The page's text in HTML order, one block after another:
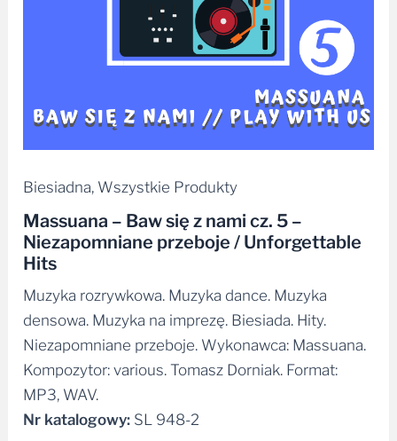
Biesiadna, Wszystkie Produkty
Massuana – Baw się z nami cz. 5 –
Niezapomniane przeboje / Unforgettable
Hits
Muzyka rozrywkowa. Muzyka dance. Muzyka
densowa. Muzyka na imprezę. Biesiada. Hity.
Niezapomniane przeboje. Wykonawca: Massuana.
Kompozytor: various. Tomasz Dorniak. Format:
MP3, WAV.
Nr katalogowy: SL 948-2